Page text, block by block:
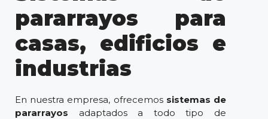
pararrayos para
casas, edificios e
industrias
En nuestra empresa, ofrecemos sistemas de
pararrayos adaptados a todo tipo de